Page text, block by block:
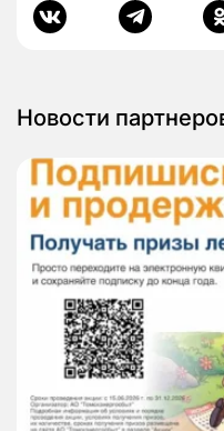
Новости